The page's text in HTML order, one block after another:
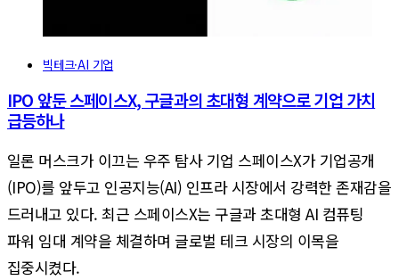
빅테크·AI 기업
IPO 앞둔 스페이스X, 구글과의 초대형 계약으로 기업 가치
급등하나
일론 머스크가 이끄는 우주 탐사 기업 스페이스X가 기업공개
(IPO)를 앞두고 인공지능(AI) 인프라 시장에서 강력한 존재감을
드러내고 있다. 최근 스페이스X는 구글과 초대형 AI 컴퓨팅
파워 임대 계약을 체결하며 글로벌 테크 시장의 이목을
집중시켰다.